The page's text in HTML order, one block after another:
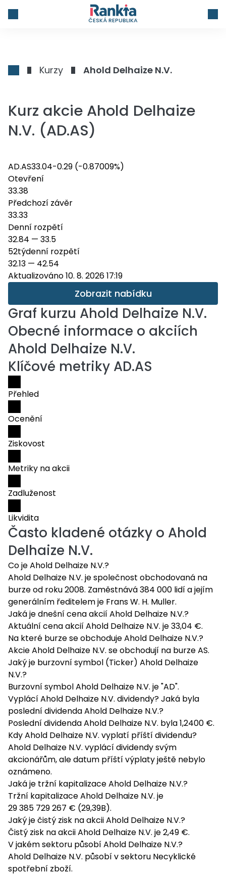
ČESKÁ REPUBLIKA
Kurzy Ahold Delhaize N.V.
Kurz akcie Ahold Delhaize
N.V. (AD.AS)
AD.AS33.04-0.29 (-0.87009%)
Otevření
33.38
Předchozí závěr
33.33
Denní rozpětí
32.84 — 33.5
52týdenní rozpětí
32.13 — 42.54
Aktualizováno 10. 8. 2026 17:19
Zobrazit nabídku
Graf kurzu Ahold Delhaize N.V.
Obecné informace o akciích
Ahold Delhaize N.V.
Klíčové metriky AD.AS
Přehled
Ocenění
Ziskovost
Metriky na akcii
Zadluženost
Likvidita
Často kladené otázky o Ahold
Delhaize N.V.
Co je Ahold Delhaize N.V.?
Ahold Delhaize N.V. je společnost obchodovaná na
burze od roku 2008. Zaměstnává 384 000 lidí a jejím
generálním ředitelem je Frans W. H. Muller.
Jaká je dnešní cena akcií Ahold Delhaize N.V.?
Aktuální cena akcií Ahold Delhaize N.V. je 33,04 €.
Na které burze se obchoduje Ahold Delhaize N.V.?
Akcie Ahold Delhaize N.V. se obchodují na burze AS.
Jaký je burzovní symbol (Ticker) Ahold Delhaize
N.V.?
Burzovní symbol Ahold Delhaize N.V. je "AD".
Vyplácí Ahold Delhaize N.V. dividendy? Jaká byla
poslední dividenda Ahold Delhaize N.V.?
Poslední dividenda Ahold Delhaize N.V. byla 1,2400 €.
Kdy Ahold Delhaize N.V. vyplatí příští dividendu?
Ahold Delhaize N.V. vyplácí dividendy svým
akcionářům, ale datum příští výplaty ještě nebylo
oznámeno.
Jaká je tržní kapitalizace Ahold Delhaize N.V.?
Tržní kapitalizace Ahold Delhaize N.V. je
29 385 729 267 € (29,39B).
Jaký je čistý zisk na akcii Ahold Delhaize N.V.?
Čistý zisk na akcii Ahold Delhaize N.V. je 2,49 €.
V jakém sektoru působí Ahold Delhaize N.V.?
Ahold Delhaize N.V. působí v sektoru Necyklické
spotřební zboží.